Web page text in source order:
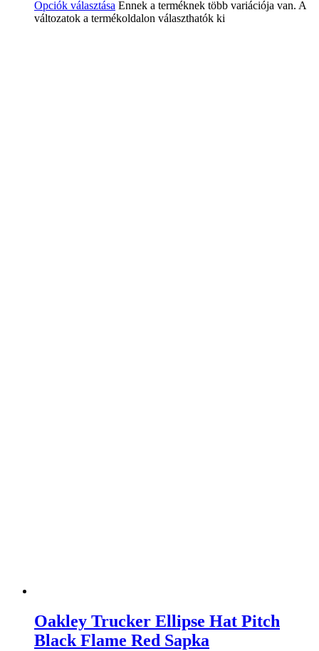
Opciók választása Ennek a terméknek több variációja van. A
változatok a termékoldalon választhatók ki
Oakley Trucker Ellipse Hat Pitch
Black Flame Red Sapka